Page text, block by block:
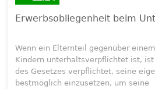
Erwerbsobliegenheit beim
Wenn ein Elternteil gegenüber
Kindern unterhaltsverpflichtet ist, ist
des Gesetzes verpflichtet, seine
bestmöglich einzusetzen, um seine